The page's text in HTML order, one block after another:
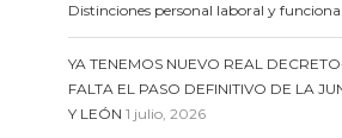
Distinciones personal laboral y
YA TENEMOS NUEVO REAL
FALTA EL PASO DEFINITIVO DE LA
Y LEÓN 1 julio, 2026